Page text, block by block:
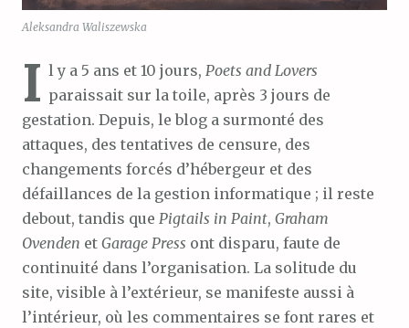
Aleksandra Waliszewska
I l y a 5 ans et 10 jours, Poets and Lovers
paraissait sur la toile, après 3 jours de
gestation. Depuis, le blog a surmonté des
attaques, des tentatives de censure, des
changements forcés d’hébergeur et des
défaillances de la gestion informatique ; il reste
debout, tandis que Pigtails in Paint, Graham
Ovenden et Garage Press ont disparu, faute de
continuité dans l’organisation. La solitude du
site, visible à l’extérieur, se manifeste aussi à
l’intérieur, où les commentaires se font rares et